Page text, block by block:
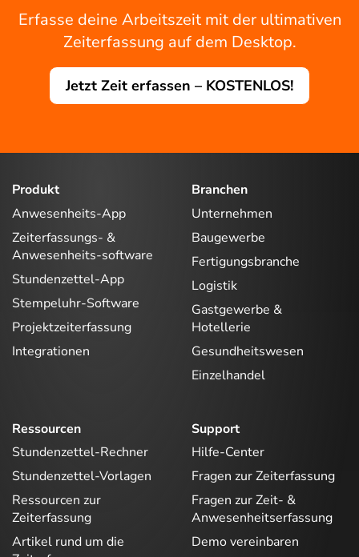
Erfasse deine Arbeitszeit mit der ultimativen
Zeiterfassung auf dem Desktop.
Jetzt Zeit erfassen – KOSTENLOS!
Produkt
Anwesenheits-App
Zeiterfassungs- &
Anwesenheits-software
Stundenzettel-App
Stempeluhr-Software
Projektzeiterfassung
Integrationen
Branchen
Unternehmen
Baugewerbe
Fertigungsbranche
Logistik
Gastgewerbe &
Hotellerie
Gesundheitswesen
Einzelhandel
Ressourcen
Stundenzettel-Rechner
Stundenzettel-Vorlagen
Ressourcen zur
Zeiterfassung
Artikel rund um die
Support
Hilfe-Center
Fragen zur Zeiterfassung
Fragen zur Zeit- &
Anwesenheitserfassung
Demo vereinbaren